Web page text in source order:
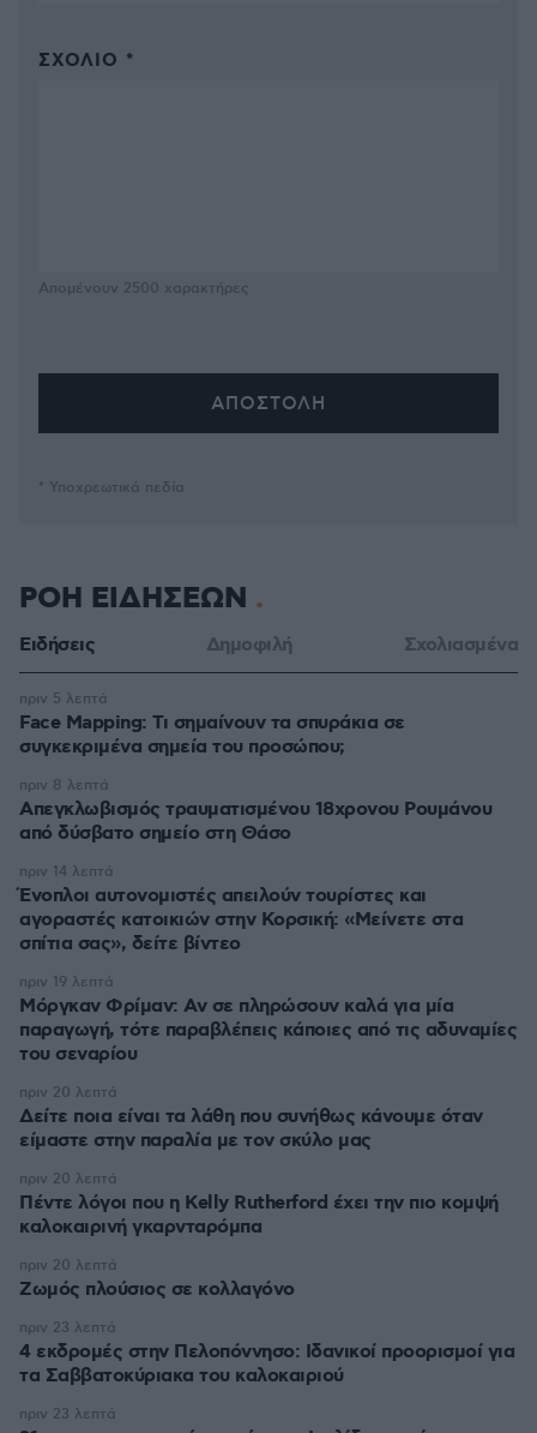
ΣΧΌΛΙΟ *
Απομένουν 2500 χαρακτήρες
* Υποχρεωτικά πεδία
ΡΟΗ ΕΙΔΗΣΕΩΝ
Ειδήσεις Δημοφιλή Σχολιασμένα
Face Mapping: Τι σημαίνουν τα σπυράκια σε
συγκεκριμένα σημεία του προσώπου;
πριν 5 λεπτά
Απεγκλωβισμός τραυματισμένου 18χρονου Ρουμάνου
από δύσβατο σημείο στη Θάσο
πριν 8 λεπτά
Ένοπλοι αυτονομιστές απειλούν τουρίστες και
αγοραστές κατοικιών στην Κορσική: «Μείνετε στα
σπίτια σας», δείτε βίντεο
πριν 14 λεπτά
Μόργκαν Φρίμαν: Αν σε πληρώσουν καλά για μία
παραγωγή, τότε παραβλέπεις κάποιες από τις αδυναμίες
του σεναρίου
πριν 19 λεπτά
Δείτε ποια είναι τα λάθη που συνήθως κάνουμε όταν
είμαστε στην παραλία με τον σκύλο μας
πριν 20 λεπτά
Πέντε λόγοι που η Kelly Rutherford έχει την πιο κομψή
καλοκαιρινή γκαρνταρόμπα
πριν 20 λεπτά
Ζωμός πλούσιος σε κολλαγόνο
πριν 20 λεπτά
4 εκδρομές στην Πελοπόννησο: Ιδανικοί προορισμοί για
τα Σαββατοκύριακα του καλοκαιριού
πριν 23 λεπτά
πριν 23 λεπτά